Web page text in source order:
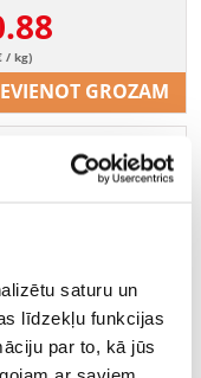
saturu un
līdzekļu funkcijas
par to, kā jūs
/ kg)
GROZAM